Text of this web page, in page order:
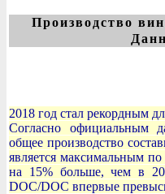
Производство
2018 год стал рекордным
Согласно официальным
общее производство
является максимальным
на 15% больше, чем в
DOC/DOC впервые